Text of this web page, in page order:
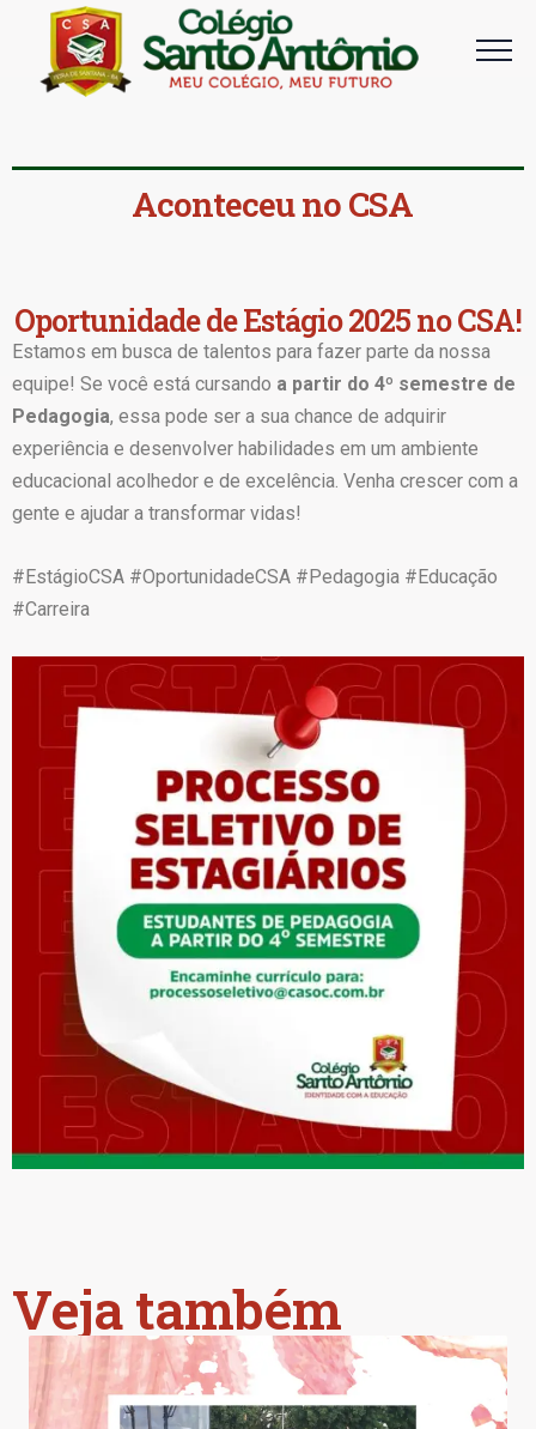
Aconteceu no CSA
Oportunidade de Estágio 2025 no CSA!
Estamos em busca de talentos para fazer parte da nossa
equipe! Se você está cursando a partir do 4º semestre de
Pedagogia, essa pode ser a sua chance de adquirir
experiência e desenvolver habilidades em um ambiente
educacional acolhedor e de excelência. Venha crescer com a
gente e ajudar a transformar vidas!
#EstágioCSA #OportunidadeCSA #Pedagogia #Educação
#Carreira
Veja também